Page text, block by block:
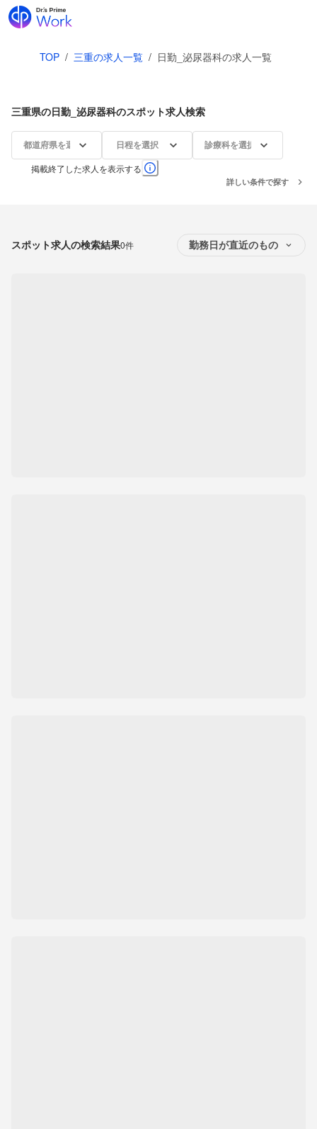
TOP / 三重の求人一覧 / 日勤_泌尿器科の求人一覧
三重県の日勤_泌尿器科のスポット求人検索
都道府県を選択 日程を選択 診療科を選択
掲載終了した求人を表示する
詳しい条件で探す
スポット求人の検索結果0件 勤務日が直近のもの